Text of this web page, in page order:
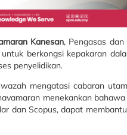
Kanesan, Pengasas
berkongsi kepakaran
penyelidikan.
mengatasi cabaran
menekankan
dan Scopus, dapat